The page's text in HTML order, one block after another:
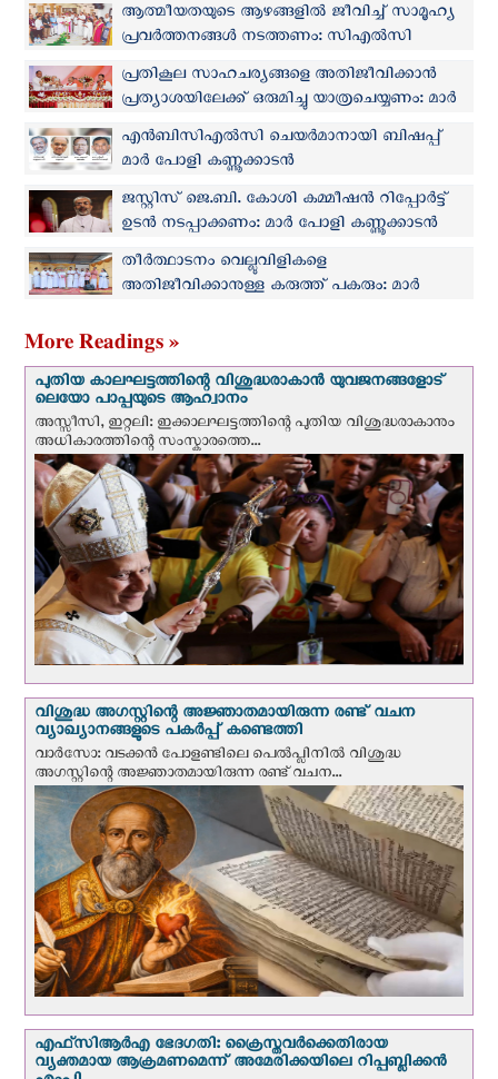
ആത്മീയതയുടെ ആഴങ്ങളിൽ ജീവിച്ച് സാമൂഹ്യ
പ്രവര്‍ത്തനങ്ങള്‍ നടത്തണം: സിഎൽസി
നേതൃനിരയോട് മാർ പോളി കണ്ണൂക്കാടൻ
പ്രതികൂല സാഹചര്യങ്ങളെ അതിജീവിക്കാൻ
പ്രത്യാശയിലേക്ക് ഒരുമിച്ചു യാത്രചെയ്യണം: മാർ
പോളി കണ്ണുക്കാടൻ
എൻബിസിഎൽസി ചെയർമാനായി ബിഷപ്പ്
മാർ പോളി കണ്ണൂക്കാടൻ
ജസ്റ്റിസ് ജെ.ബി. കോശി കമ്മീഷന്‍ റിപ്പോര്‍ട്ട്
ഉടന്‍ നടപ്പാക്കണം: മാര്‍ പോളി കണ്ണൂക്കാടന്‍
തീർത്ഥാടനം വെല്ലുവിളികളെ
അതിജീവിക്കാനുള്ള കരുത്ത് പകരും: മാർ
More Readings »
പുതിയ കാലഘട്ടത്തിന്റെ വിശുദ്ധരാകാന്‍ യുവജനങ്ങളോട്
ലെയോ പാപ്പയുടെ ആഹ്വാനം
അസ്സീസി, ഇറ്റലി: ഇക്കാലഘട്ടത്തിന്റെ പുതിയ വിശുദ്ധരാകാനും
അധികാരത്തിന്റെ സംസ്കാരത്തെ...
വിശുദ്ധ അഗസ്റ്റിന്റെ അജ്ഞാതമായിരുന്ന രണ്ട് വചന
വ്യാഖ്യാനങ്ങളുടെ പകര്‍പ്പ് കണ്ടെത്തി
വാര്‍സോ: വടക്കൻ പോളണ്ടിലെ പെൽപ്ലിനില്‍ വിശുദ്ധ
അഗസ്റ്റിന്റെ അജ്ഞാതമായിരുന്ന രണ്ട് വചന...
എഫ്‌സി‌ആര്‍‌എ ഭേദഗതി: ക്രൈസ്തവർക്കെതിരായ
വ്യക്തമായ ആക്രമണമെന്ന് അമേരിക്കയിലെ റിപ്പബ്ലിക്കൻ